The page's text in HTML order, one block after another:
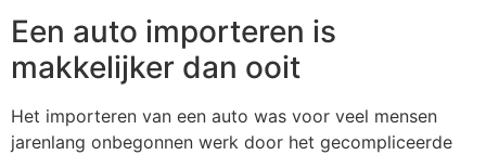
Een auto importeren is
makkelijker dan ooit
Het importeren van een auto was voor veel mensen
jarenlang onbegonnen werk door het gecompliceerde